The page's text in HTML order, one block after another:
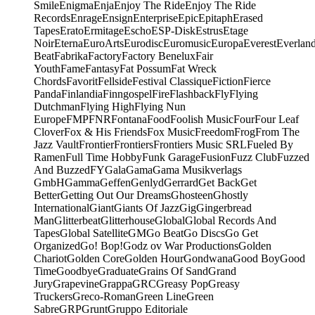
SmileEnigmaEnjaEnjoy The RideEnjoy The Ride
RecordsEnrageEnsignEnterpriseEpicEpitaphErased
TapesEratoErmitageEschoESP-DiskEstrusEtage
NoirEternaEuroArtsEurodiscEuromusicEuropaEverest
BeatFabrikaFactoryFactory BeneluxFair
YouthFameFantasyFat PossumFat Wreck
ChordsFavoritFellsideFestival ClassiqueFictionFierce
PandaFinlandiaFinngospelFireFlashbackFlyFlying
DutchmanFlying HighFlying Nun
EuropeFMPFNRFontanaFoodFoolish MusicFourFour Leaf
CloverFox & His FriendsFox MusicFreedomFrogFrom The
Jazz VaultFrontierFrontiersFrontiers Music SRLFueled By
RamenFull Time HobbyFunk GarageFusionFuzz ClubFuzzed
And BuzzedFYGalaGamaGama Musikverlags
GmbHGammaGeffenGenlydGerrardGet BackGet
BetterGetting Out Our DreamsGhosteenGhostly
InternationalGiantGiants Of JazzGigGingerbread
ManGlitterbeatGlitterhouseGlobalGlobal Records And
TapesGlobal SatelliteGMGo BeatGo DiscsGo Get
OrganizedGo! Bop!Godz ov War ProductionsGolden
ChariotGolden CoreGolden HourGondwanaGood BoyGood
TimeGoodbyeGraduateGrains Of SandGrand
JuryGrapevineGrappaGRCGreasy PopGreasy
TruckersGreco-RomanGreen LineGreen
SabreGRPGruntGruppo Editoriale